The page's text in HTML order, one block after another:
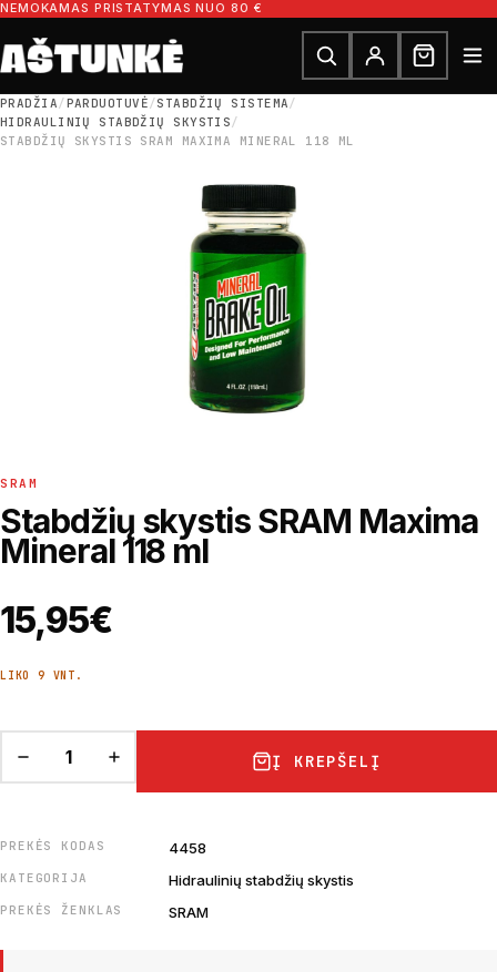
Pereiti prie turinio
NEMOKAMAS PRISTATYMAS NUO 80 €
Ieškoti dalių
Ieškoti
PRADŽIA/PARDUOTUVĖ/STABDŽIŲ SISTEMA/
HIDRAULINIŲ STABDŽIŲ SKYSTIS/
STABDŽIŲ SKYSTIS SRAM MAXIMA MINERAL 118 ML
SRAM
Stabdžių skystis SRAM Maxima
Mineral 118 ml
15,95€
LIKO 9 VNT.
Į KREPŠELĮ
PREKĖS KODAS 4458
KATEGORIJA Hidraulinių stabdžių skystis
PREKĖS ŽENKLAS SRAM